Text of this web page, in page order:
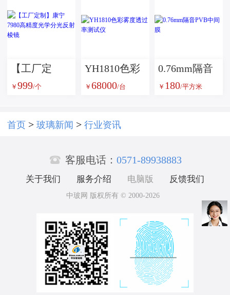
玻璃艺术玻
数码印刷艺
【工厂定
制】康宁
光学分光反
￥ 999/个
YH1810色彩
雾度透过率
￥ 68000/台
0.76mm隔音
PVB中间膜
￥ 180/平方米
首页 > 玻璃新闻 > 行业资讯
 客服电话： 0571-89938883
关于我们 服务介绍 电脑版 反馈我们
中玻网 版权所有 © 2000-2026